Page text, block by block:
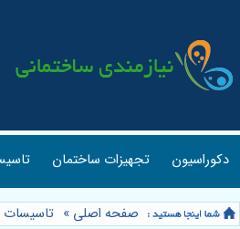
دکوراسیون تجهیزات ساختمان
صفحه اصلی » تاسیسات